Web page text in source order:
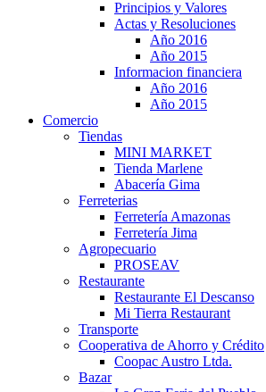
Principios y Valores
Actas y Resoluciones
Año 2016
Año 2015
Informacion financiera
Año 2016
Año 2015
Comercio
Tiendas
MINI MARKET
Tienda Marlene
Abacería Gima
Ferreterias
Ferretería Amazonas
Ferretería Jima
Agropecuario
PROSEAV
Restaurante
Restaurante El Descanso
Mi Tierra Restaurant
Transporte
Cooperativa de Ahorro y Crédito
Coopac Austro Ltda.
Bazar